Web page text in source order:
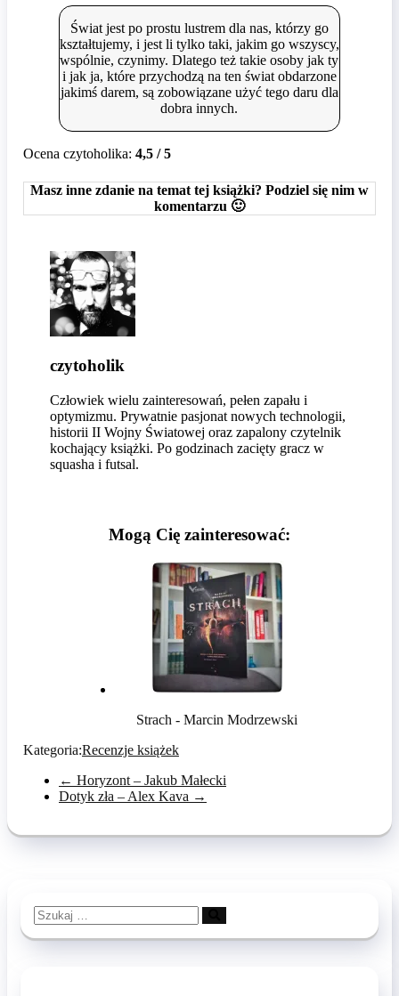
Świat jest po prostu lustrem dla nas, którzy go
kształtujemy, i jest li tylko taki, jakim go wszyscy,
wspólnie, czynimy. Dlatego też takie osoby jak ty
i jak ja, które przychodzą na ten świat obdarzone
jakimś darem, są zobowiązane użyć tego daru dla
dobra innych.
Ocena czytoholika: 4,5 / 5
Masz inne zdanie na temat tej książki? Podziel się nim w
komentarzu 🙂
czytoholik
Człowiek wielu zainteresowań, pełen zapału i
optymizmu. Prywatnie pasjonat nowych technologii,
historii II Wojny Światowej oraz zapalony czytelnik
kochający książki. Po godzinach zacięty gracz w
squasha i futsal.
Mogą Cię zainteresować:
Strach - Marcin Modrzewski
Kategoria:Recenzje książek
← Horyzont – Jakub Małecki
Dotyk zła – Alex Kava →
Szukaj
…